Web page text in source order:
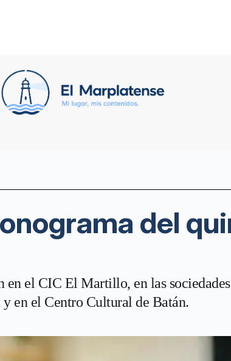
del
en el CIC El Martillo, en las
en el Centro Cultural de Batán.